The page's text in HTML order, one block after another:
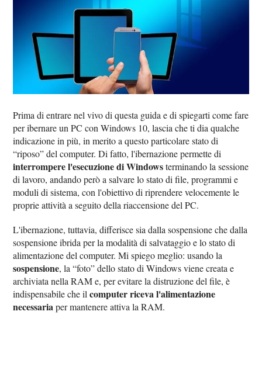
Prima di entrare nel vivo di questa guida e di spiegarti come fare
per ibernare un PC con Windows 10, lascia che ti dia qualche
indicazione in più, in merito a questo particolare stato di
“riposo” del computer. Di fatto, l'ibernazione permette di
interrompere l'esecuzione di Windowsterminando la sessione
di lavoro, andando però a salvare lo stato di file, programmi e
moduli di sistema, con l'obiettivo di riprendere velocemente le
proprie attività a seguito della riaccensione del PC.
L'ibernazione, tuttavia, differisce sia dalla sospensione che dalla
sospensione ibrida per la modalità di salvataggio e lo stato di
alimentazione del computer. Mi spiego meglio: usando la
sospensione, la “foto” dello stato di Windows viene creata e
archiviata nella RAM e, per evitare la distruzione del file, è
indispensabile che ilcomputer riceva l'alimentazione
necessaria per mantenere attiva la RAM.